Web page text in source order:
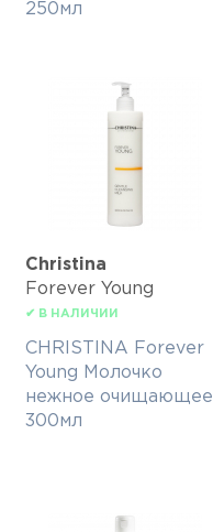
250мл
Christina
Forever Young
✔ В НАЛИЧИИ
CHRISTINA Forever
Young Молочко
нежное очищающее
300мл